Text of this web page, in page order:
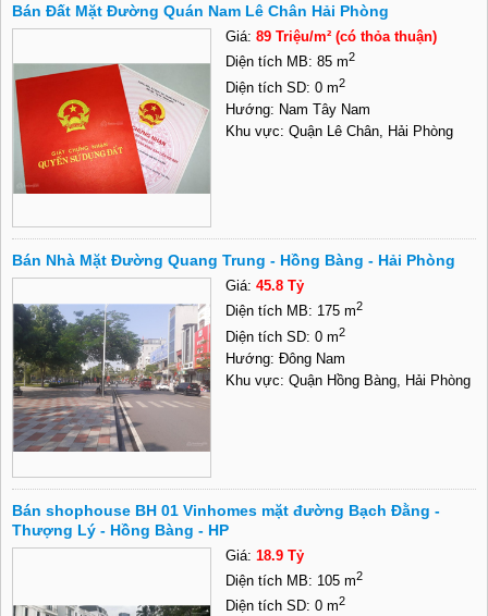
Bán Đất Mặt Đường Quán Nam Lê Chân Hải Phòng
Giá: 89 Triệu/m² (có thỏa thuận)
Diện tích MB: 85 m2
Diện tích SD: 0 m2
Hướng: Nam Tây Nam
Khu vực: Quận Lê Chân, Hải Phòng
Bán Nhà Mặt Đường Quang Trung - Hồng Bàng - Hải Phòng
Giá: 45.8 Tỷ
Diện tích MB: 175 m2
Diện tích SD: 0 m2
Hướng: Đông Nam
Khu vực: Quận Hồng Bàng, Hải Phòng
Bán shophouse BH 01 Vinhomes mặt đường Bạch Đằng -
Thượng Lý - Hồng Bàng - HP
Giá: 18.9 Tỷ
Diện tích MB: 105 m2
Diện tích SD: 0 m2